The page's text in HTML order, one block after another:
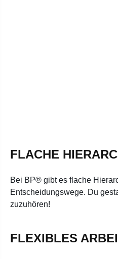
FLACHE
Bei BP® gibt es flache
Entscheidungswege. Du
zuzuhören!
FLEXIBLES